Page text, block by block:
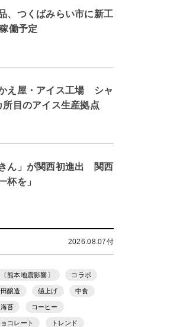
、つくばみらい市に新工
働予定
え屋・アイス工場 シャ
所目のアイス生産拠点
きん」が関西初進出 関西
杯を」
2026.08.07付
〔熊本地震影響〕 コラボ
醸造 値上げ 中食
海苔 コーヒー
コレート トレンド